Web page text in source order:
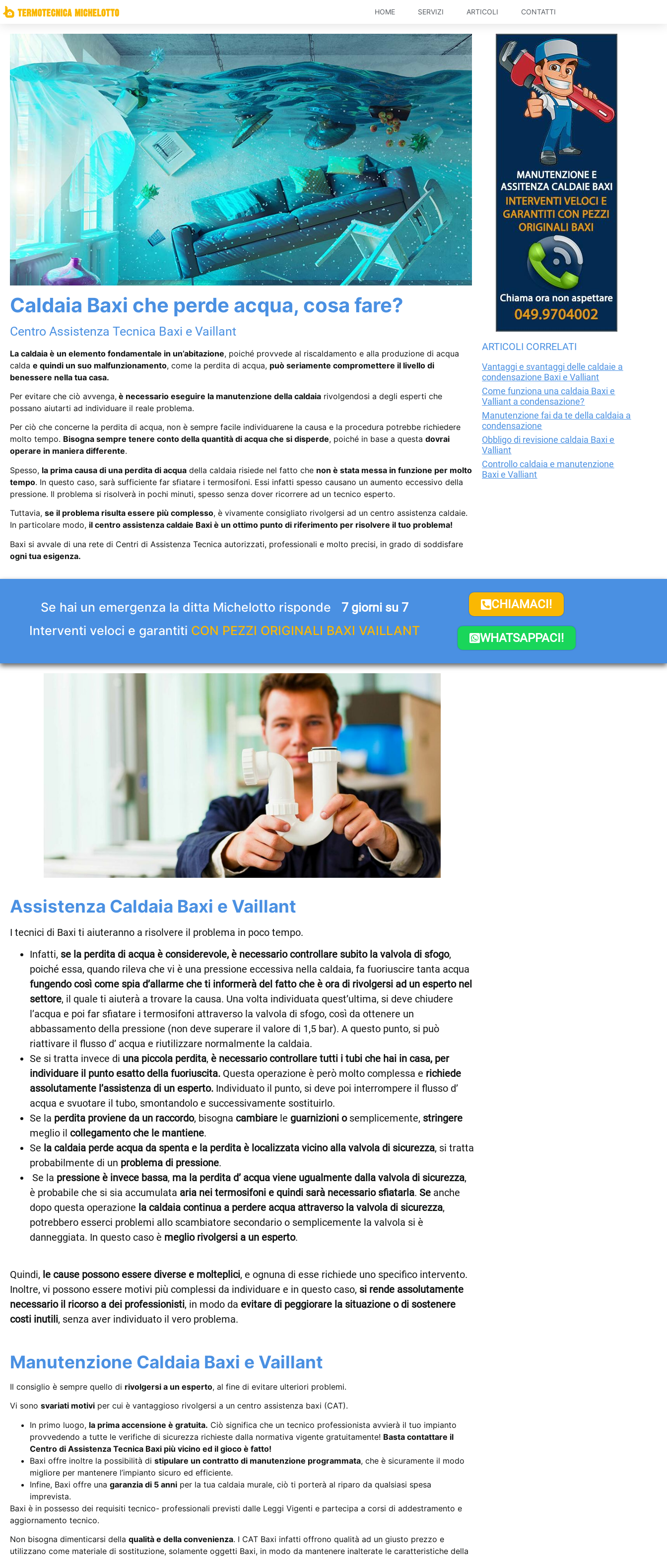
HOME SERVIZI ARTICOLI CONTATTI
Caldaia Baxi che perde acqua, cosa fare?
Centro Assistenza Tecnica Baxi e Vaillant
La caldaia è un elemento fondamentale in un’abitazione, poiché provvede al riscaldamento e alla produzione di acqua
calda e quindi un suo malfunzionamento, come la perdita di acqua, può seriamente compromettere il livello di
benessere nella tua casa.
Per evitare che ciò avvenga, è necessario eseguire la manutenzione della caldaia rivolgendosi a degli esperti che
possano aiutarti ad individuare il reale problema.
Per ciò che concerne la perdita di acqua, non è sempre facile individuarene la causa e la procedura potrebbe richiedere
molto tempo. Bisogna sempre tenere conto della quantità di acqua che si disperde, poiché in base a questa dovrai
operare in maniera differente.
Spesso, la prima causa di una perdita di acqua della caldaia risiede nel fatto che non è stata messa in funzione per molto
tempo. In questo caso, sarà sufficiente far sfiatare i termosifoni. Essi infatti spesso causano un aumento eccessivo della
pressione. Il problema si risolverà in pochi minuti, spesso senza dover ricorrere ad un tecnico esperto.
Tuttavia, se il problema risulta essere più complesso, è vivamente consigliato rivolgersi ad un centro assistenza caldaie.
In particolare modo, il centro assistenza caldaie Baxi è un ottimo punto di riferimento per risolvere il tuo problema!
Baxi si avvale di una rete di Centri di Assistenza Tecnica autorizzati, professionali e molto precisi, in grado di soddisfare
ogni tua esigenza.
ARTICOLI CORRELATI
Vantaggi e svantaggi delle caldaie a
condensazione Baxi e Valliant
Come funziona una caldaia Baxi e
Valliant a condensazione?
Manutenzione fai da te della caldaia a
condensazione
Obbligo di revisione caldaia Baxi e
Valliant
Controllo caldaia e manutenzione
Baxi e Valliant
Se hai un emergenza la ditta Michelotto risponde 7 giorni su 7
Interventi veloci e garantiti CON PEZZI ORIGINALI BAXI VAILLANT
CHIAMACI!
WHATSAPPACI!
Assistenza Caldaia Baxi e Vaillant
I tecnici di Baxi ti aiuteranno a risolvere il problema in poco tempo.
Infatti, se la perdita di acqua è considerevole, è necessario controllare subito la valvola di sfogo,
poiché essa, quando rileva che vi è una pressione eccessiva nella caldaia, fa fuoriuscire tanta acqua
fungendo così come spia d’allarme che ti informerà del fatto che è ora di rivolgersi ad un esperto nel
settore, il quale ti aiuterà a trovare la causa. Una volta individuata quest’ultima, si deve chiudere
l’acqua e poi far sfiatare i termosifoni attraverso la valvola di sfogo, così da ottenere un
abbassamento della pressione (non deve superare il valore di 1,5 bar). A questo punto, si può
riattivare il flusso d’ acqua e riutilizzare normalmente la caldaia.
Se si tratta invece di una piccola perdita, è necessario controllare tutti i tubi che hai in casa, per
individuare il punto esatto della fuoriuscita. Questa operazione è però molto complessa e richiede
assolutamente l’assistenza di un esperto. Individuato il punto, si deve poi interrompere il flusso d’
acqua e svuotare il tubo, smontandolo e successivamente sostituirlo.
Se la perdita proviene da un raccordo, bisogna cambiare le guarnizioni osemplicemente, stringere
meglio il collegamento che le mantiene.
Se la caldaia perde acqua da spenta e la perdita è localizzata vicino alla valvola di sicurezza, si tratta
probabilmente di un problema di pressione.
Se la pressione è invece bassa, ma la perdita d’ acqua viene ugualmente dalla valvola di sicurezza,
è probabile che si sia accumulata aria nei termosifoni e quindi sarà necessario sfiatarla. Se anche
dopo questa operazione la caldaia continua a perdere acqua attraverso la valvola di sicurezza,
potrebbero esserci problemi allo scambiatore secondario o semplicemente la valvola si è
danneggiata. In questo caso è meglio rivolgersi a un esperto.
Quindi, le cause possono essere diverse e molteplici, e ognuna di esse richiede uno specifico intervento.
Inoltre, vi possono essere motivi più complessi da individuare e in questo caso, si rende assolutamente
necessario il ricorso a dei professionisti, in modo da evitare di peggiorare la situazione o di sostenere
costi inutili, senza aver individuato il vero problema.
Manutenzione Caldaia Baxi e Vaillant
Il consiglio è sempre quello di rivolgersi a un esperto, al fine di evitare ulteriori problemi.
Vi sono svariati motivi per cui è vantaggioso rivolgersi a un centro assistenza baxi (CAT).
In primo luogo, la prima accensione è gratuita. Ciò significa che un tecnico professionista avvierà il tuo impianto
provvedendo a tutte le verifiche di sicurezza richieste dalla normativa vigente gratuitamente! Basta contattare il
Centro di Assistenza Tecnica Baxi più vicino ed il gioco è fatto!
Baxi offre inoltre la possibilità di stipulare un contratto di manutenzione programmata, che è sicuramente il modo
migliore per mantenere l’impianto sicuro ed efficiente.
Infine, Baxi offre una garanzia di 5 anni per la tua caldaia murale, ciò ti porterà al riparo da qualsiasi spesa
imprevista.
Baxi è in possesso dei requisiti tecnico- professionali previsti dalle Leggi Vigenti e partecipa a corsi di addestramento e
aggiornamento tecnico.
Non bisogna dimenticarsi della qualità e della convenienza. I CAT Baxi infatti offrono qualità ad un giusto prezzo e
utilizzano come materiale di sostituzione, solamente oggetti Baxi, in modo da mantenere inalterate le caratteristiche della